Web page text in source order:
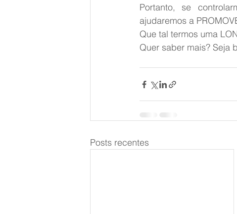
Portanto, se
ajudaremos a
Que tal termos uma
Quer saber mais? Seja
Posts recentes